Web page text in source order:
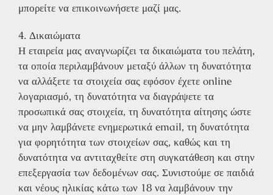
μπορείτε να επικοινωνήσετε μαζί μας.
4. Δικαιώματα
Η εταιρεία μας αναγνωρίζει τα δικαιώματα του πελάτη,
τα οποία περιλαμβάνουν μεταξύ άλλων τη δυνατότητα
να αλλάξετε τα στοιχεία σας εφόσον έχετε online
λογαριασμό, τη δυνατότητα να διαγράψετε τα
προσωπικά σας στοιχεία, τη δυνατότητα αίτησης ώστε
να μην λαμβάνετε ενημερωτικά email, τη δυνατότητα
για φορητότητα των στοιχείων σας, καθώς και τη
δυνατότητα να αντιταχθείτε στη συγκατάθεση και στην
επεξεργασία των δεδομένων σας. Συνιστούμε σε παιδιά
και νέους ηλικίας κάτω των 18 να λαμβάνουν την